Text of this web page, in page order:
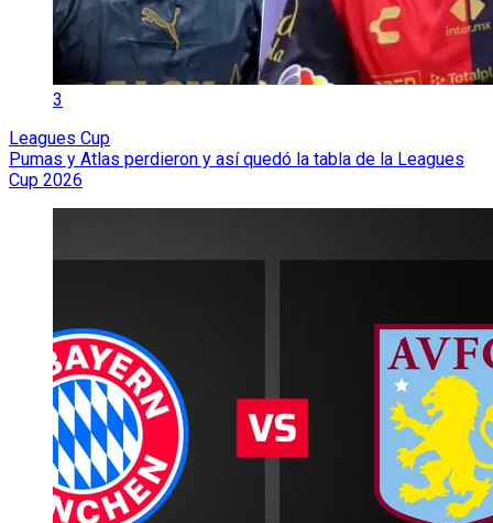
3
Leagues Cup
Pumas y Atlas perdieron y así quedó la tabla de la Leagues
Cup 2026